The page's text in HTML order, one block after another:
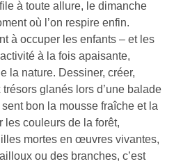
à toute allure, le dimanche
où l’on respire enfin.
à occuper les enfants – et les
à la fois apaisante,
la nature. Dessiner, créer,
glanés lors d’une balade
bon la mousse fraîche et la
les couleurs de la forêt,
mortes en œuvres vivantes,
ou des branches, c’est